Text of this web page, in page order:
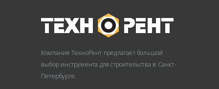
Компания ТехноРент предлагает большой
выбор инструмента для строительства в Санкт-
Петербурге.